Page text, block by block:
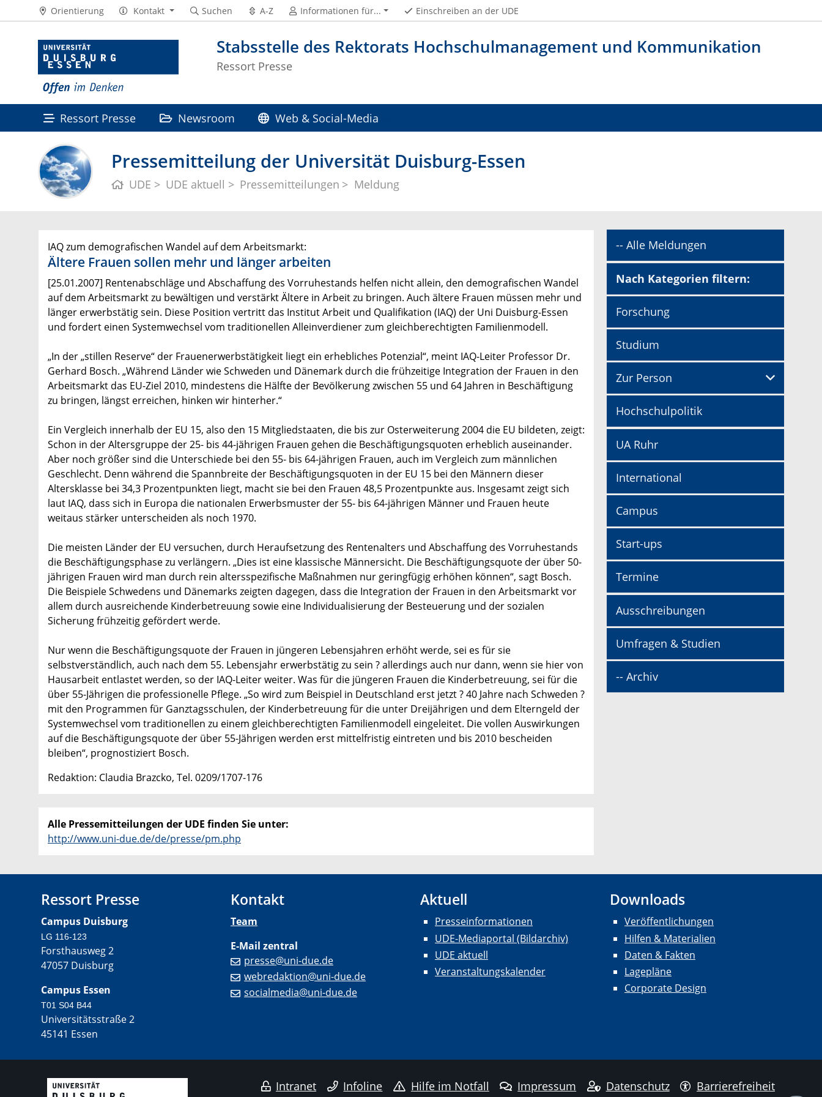
Stabsstelle des Rektorats Hochschulmanagement und Kommunikation
Ressort Presse
Orientierung Kontakt Suchen A-Z Informationen für... Einschreiben an der UDE
Ressort Presse Newsroom Web & Social-Media
Pressemitteilung der Universität Duisburg-Essen
UDE UDE aktuell Pressemitteilungen Meldung
IAQ zum demografischen Wandel auf dem Arbeitsmarkt:
Ältere Frauen sollen mehr und länger arbeiten
[25.01.2007] Rentenabschläge und Abschaffung des Vorruhestands helfen nicht allein, den demografischen Wandel
auf dem Arbeitsmarkt zu bewältigen und verstärkt Ältere in Arbeit zu bringen. Auch ältere Frauen müssen mehr und
länger erwerbstätig sein. Diese Position vertritt das Institut Arbeit und Qualifikation (IAQ) der Uni Duisburg-Essen
und fordert einen Systemwechsel vom traditionellen Alleinverdiener zum gleichberechtigten Familienmodell.
„In der „stillen Reserve“ der Frauenerwerbstätigkeit liegt ein erhebliches Potenzial“, meint IAQ-Leiter Professor Dr.
Gerhard Bosch. „Während Länder wie Schweden und Dänemark durch die frühzeitige Integration der Frauen in den
Arbeitsmarkt das EU-Ziel 2010, mindestens die Hälfte der Bevölkerung zwischen 55 und 64 Jahren in Beschäftigung
zu bringen, längst erreichen, hinken wir hinterher.“
Ein Vergleich innerhalb der EU 15, also den 15 Mitgliedstaaten, die bis zur Osterweiterung 2004 die EU bildeten, zeigt:
Schon in der Altersgruppe der 25- bis 44-jährigen Frauen gehen die Beschäftigungsquoten erheblich auseinander.
Aber noch größer sind die Unterschiede bei den 55- bis 64-jährigen Frauen, auch im Vergleich zum männlichen
Geschlecht. Denn während die Spannbreite der Beschäftigungsquoten in der EU 15 bei den Männern dieser
Altersklasse bei 34,3 Prozentpunkten liegt, macht sie bei den Frauen 48,5 Prozentpunkte aus. Insgesamt zeigt sich
laut IAQ, dass sich in Europa die nationalen Erwerbsmuster der 55- bis 64-jährigen Männer und Frauen heute
weitaus stärker unterscheiden als noch 1970.
Die meisten Länder der EU versuchen, durch Heraufsetzung des Rentenalters und Abschaffung des Vorruhestands
die Beschäftigungsphase zu verlängern. „Dies ist eine klassische Männersicht. Die Beschäftigungsquote der über 50-
jährigen Frauen wird man durch rein altersspezifische Maßnahmen nur geringfügig erhöhen können“, sagt Bosch.
Die Beispiele Schwedens und Dänemarks zeigten dagegen, dass die Integration der Frauen in den Arbeitsmarkt vor
allem durch ausreichende Kinderbetreuung sowie eine Individualisierung der Besteuerung und der sozialen
Sicherung frühzeitig gefördert werde.
Nur wenn die Beschäftigungsquote der Frauen in jüngeren Lebensjahren erhöht werde, sei es für sie
selbstverständlich, auch nach dem 55. Lebensjahr erwerbstätig zu sein ? allerdings auch nur dann, wenn sie hier von
Hausarbeit entlastet werden, so der IAQ-Leiter weiter. Was für die jüngeren Frauen die Kinderbetreuung, sei für die
über 55-Jährigen die professionelle Pflege. „So wird zum Beispiel in Deutschland erst jetzt ? 40 Jahre nach Schweden ?
mit den Programmen für Ganztagsschulen, der Kinderbetreuung für die unter Dreijährigen und dem Elterngeld der
Systemwechsel vom traditionellen zu einem gleichberechtigten Familienmodell eingeleitet. Die vollen Auswirkungen
auf die Beschäftigungsquote der über 55-Jährigen werden erst mittelfristig eintreten und bis 2010 bescheiden
bleiben“, prognostiziert Bosch.
Redaktion: Claudia Brazcko, Tel. 0209/1707-176
Alle Pressemitteilungen der UDE finden Sie unter:
http://www.uni-due.de/de/presse/pm.php
-- Alle Meldungen
Nach Kategorien filtern:
Forschung
Studium
Zur Person
Hochschulpolitik
UA Ruhr
International
Campus
Start-ups
Termine
Ausschreibungen
Umfragen & Studien
-- Archiv
Ressort Presse
Campus Duisburg
LG 116-123
Forsthausweg 2
47057 Duisburg
Campus Essen
T01 S04 B44
Universitätsstraße 2
45141 Essen
Kontakt
Team
E-Mail zentral
presse@uni-due.de
webredaktion@uni-due.de
socialmedia@uni-due.de
Aktuell
Presseinformationen
UDE-Mediaportal (Bildarchiv)
UDE aktuell
Veranstaltungskalender
Downloads
Veröffentlichungen
Hilfen & Materialien
Daten & Fakten
Lagepläne
Corporate Design
Intranet Infoline Hilfe im Notfall Impressum Datenschutz Barrierefreiheit